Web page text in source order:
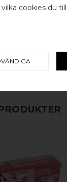
rostfritt
väldigt lång
här.
cookies du